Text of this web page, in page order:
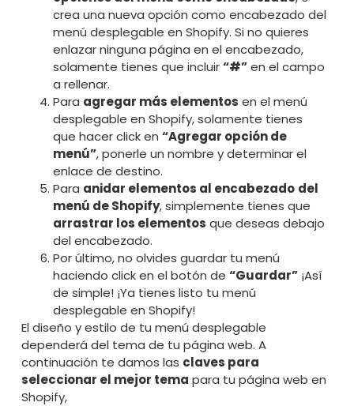
crea una nueva opción como encabezado del
menú desplegable en Shopify. Si no quieres
enlazar ninguna página en el encabezado,
solamente tienes que incluir“#”en el campo
a rellenar.
Para agregar más elementos en el menú
desplegable en Shopify, solamente tienes
que hacer click en “Agregar opción de
menú”, ponerle un nombre y determinar el
enlace de destino.
Para anidar elementos al encabezado del
menú de Shopify, simplemente tienes que
arrastrar los elementos que deseas debajo
del encabezado.
Por último, no olvides guardar tu menú
haciendo click en el botón de “Guardar”¡Así
de simple! ¡Ya tienes listo tu menú
desplegable en Shopify!
El diseño y estilo de tu menú desplegable
dependerá del tema de tu página web. A
continuación te damos las claves para
seleccionar el mejor tema para tu página web en
Shopify,